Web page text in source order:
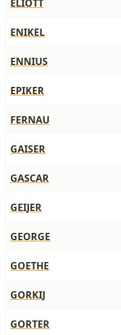
ELIOTT
ENIKEL
ENNIUS
EPIKER
FERNAU
GAISER
GASCAR
GEIJER
GEORGE
GOETHE
GORKIJ
GORTER